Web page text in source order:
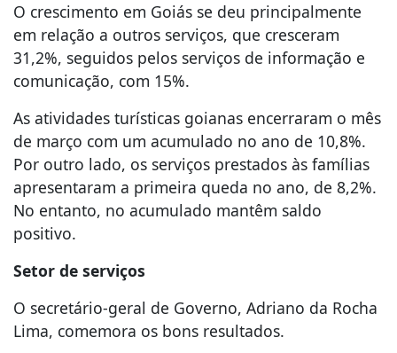
O crescimento em Goiás se deu principalmente
em relação a outros serviços, que cresceram
31,2%, seguidos pelos serviços de informação e
comunicação, com 15%.
As atividades turísticas goianas encerraram o mês
de março com um acumulado no ano de 10,8%.
Por outro lado, os serviços prestados às famílias
apresentaram a primeira queda no ano, de 8,2%.
No entanto, no acumulado mantêm saldo
positivo.
Setor de serviços
O secretário-geral de Governo, Adriano da Rocha
Lima, comemora os bons resultados.